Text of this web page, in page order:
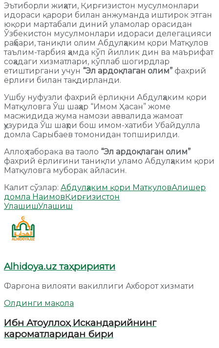
Эътиборли жиҳати, Қирғизистон мусулмонлари
идораси қарори билан анжуманда иштирок этган
юқори мартабали диний уламолар орасидан
Ўзбекистон мусулмонлари идораси делегацияси
раҳбари, таниқли олим Абдулҳаким қори Матқулов
таълим-тарбия ҳамда кўп йиллик дин ва маърифат
соҳадаги хизматлари, кўплаб шогирдлар
етиштиргани учун “Эл ардоқлаган олим” фахрий
ёрлиғи билан тақдирланди.
Ушбу нуфузли фахрий ёрлиқни Абдулҳаким қори
Матқуловга Ўш шаҳар “Имом Ҳасан” жоме
масжидида жума намози аввалида жамоат
ҳузурида Ўш шаҳри бош имом-хатиби Убайдулла
домла Сарыбаев томонидан топширилди.
Аллоҳ таборака ва таоло “Эл ардоқлаган олим”
фахрий ёрлиғини таниқли уламо Абдулҳаким қори
Матқуловга муборак айласин.
Калит сўзлар: Абдулҳаким қори МаткуловАлишер
домла НаимовҚирғизистон
УлашишУлашиш
Alhidoya.uz таҳририяти
Фарғона вилояти вакиллиги Ахборот хизмати
Олдинги мақола
Ибн Атоуллоҳ Искандарийнинг
кароматларидан бири